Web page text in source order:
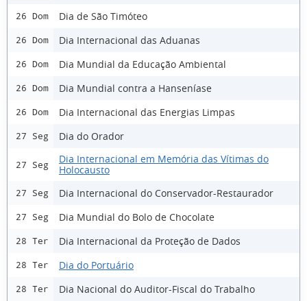
26 Dom Dia de São Timóteo
26 Dom Dia Internacional das Aduanas
26 Dom Dia Mundial da Educação Ambiental
26 Dom Dia Mundial contra a Hanseníase
26 Dom Dia Internacional das Energias Limpas
27 Seg Dia do Orador
27 Seg
Dia Internacional em Memória das Vítimas do
Holocausto
27 Seg Dia Internacional do Conservador-Restaurador
27 Seg Dia Mundial do Bolo de Chocolate
28 Ter Dia Internacional da Proteção de Dados
28 Ter Dia do Portuário
28 Ter Dia Nacional do Auditor-Fiscal do Trabalho